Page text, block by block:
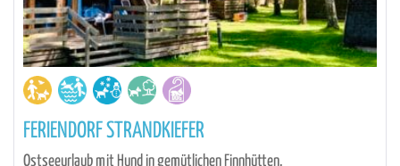
FERIENDORF STRANDKIEFER
Ostseeurlaub mit Hund in gemütlichen Finnhütten.